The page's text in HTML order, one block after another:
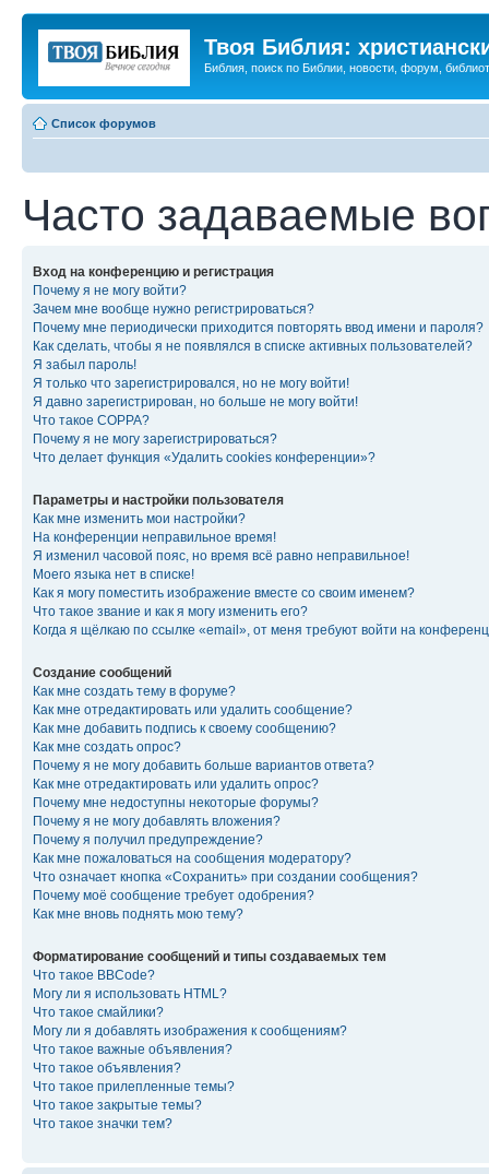
Твоя Библия:
Библия, поиск по Библии, новости, форум,
Список форумов
Часто задаваемые
Вход на конференцию и регистрация
Почему я не могу войти?
Зачем мне вообще нужно регистрироваться?
Почему мне периодически приходится повторять ввод имени и пароля?
Как сделать, чтобы я не появлялся в списке активных пользователей?
Я забыл пароль!
Я только что зарегистрировался, но не могу войти!
Я давно зарегистрирован, но больше не могу войти!
Что такое COPPA?
Почему я не могу зарегистрироваться?
Что делает функция «Удалить cookies конференции»?
Параметры и настройки пользователя
Как мне изменить мои настройки?
На конференции неправильное время!
Я изменил часовой пояс, но время всё равно неправильное!
Моего языка нет в списке!
Как я могу поместить изображение вместе со своим именем?
Что такое звание и как я могу изменить его?
Когда я щёлкаю по ссылке «email», от меня требуют войти на
Создание сообщений
Как мне создать тему в форуме?
Как мне отредактировать или удалить сообщение?
Как мне добавить подпись к своему сообщению?
Как мне создать опрос?
Почему я не могу добавить больше вариантов ответа?
Как мне отредактировать или удалить опрос?
Почему мне недоступны некоторые форумы?
Почему я не могу добавлять вложения?
Почему я получил предупреждение?
Как мне пожаловаться на сообщения модератору?
Что означает кнопка «Сохранить» при создании сообщения?
Почему моё сообщение требует одобрения?
Как мне вновь поднять мою тему?
Форматирование сообщений и типы создаваемых тем
Что такое BBCode?
Могу ли я использовать HTML?
Что такое смайлики?
Могу ли я добавлять изображения к сообщениям?
Что такое важные объявления?
Что такое объявления?
Что такое прилепленные темы?
Что такое закрытые темы?
Что такое значки тем?